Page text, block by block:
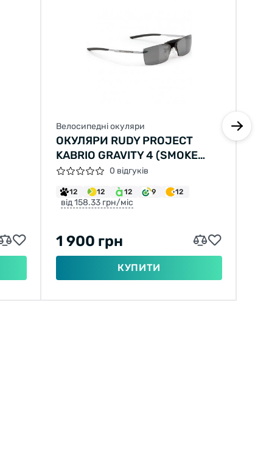
Велосипедні окуляри
ОКУЛЯРИ RUDY PROJECT
KABRIO GRAVITY 4 (SMOKE
BLACK GUN METAL)
0 відгуків
12 12 12 9 12
від 158.33 грн/міс
1 900 грн
КУПИТИ